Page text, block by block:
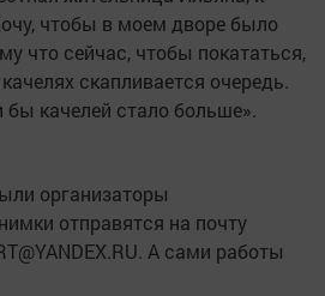
чтобы в моем дворе было
что сейчас, чтобы покататься,
скапливается очередь.
качелей стало больше».
организаторы
отправятся на почту
А сами работы